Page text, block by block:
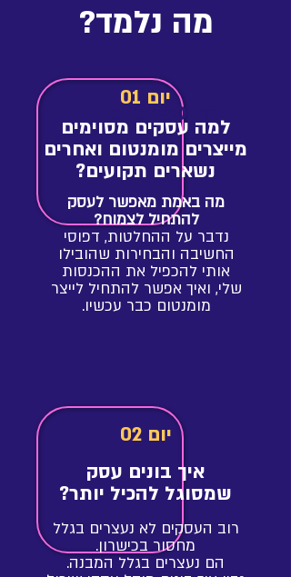
מה נלמד?
The lessons
מה באמת מאפשר לעסק
להתחיל לצמוח?
נדבר על ההחלטות, דפוסי
החשיבה והבחירות שהובילו
אותי להכפיל את ההכנסות
שלי, ואיך אפשר להתחיל לייצר
מומנטום כבר עכשיו.
למה עסקים מסוימים
מייצרים מומנטום ואחרים
נשארים תקועים?
יום 01
רוב העסקים לא נעצרים בגלל
מחסור בכישרון.
הם נעצרים בגלל המבנה.
איך בונים עסק
שמסוגל להכיל יותר?
יום 02